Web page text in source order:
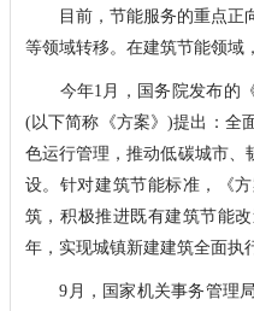
目前，节能服务的重点正
等领域转移。在建筑节能领域
今年1月，国务院发布的《
(以下简称《方案》)提出：全
色运行管理，推动低碳城市、
设。针对建筑节能标准，《
筑，积极推进既有建筑节能
年，实现城镇新建建筑全面执
9月，国家机关事务管理局